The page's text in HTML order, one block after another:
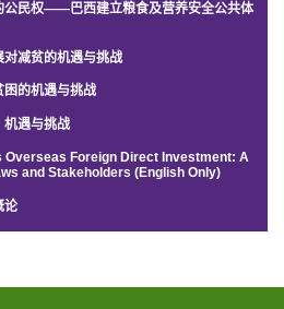
公民权——巴西建立粮食及营养安全公共体
减贫的机遇与挑战
困的机遇与挑战
机遇与挑战
Overseas Foreign Direct Investment: A
and Stakeholders (English Only)
论